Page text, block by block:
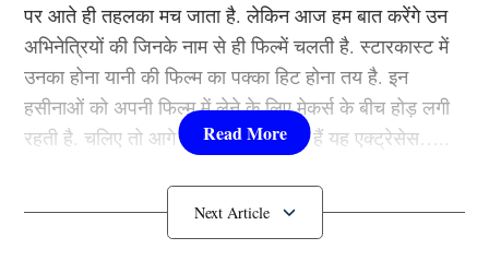
आपको बताते चलें कि ईडन गार्डन्स में पिछली 9 मैचों में चेन्नई सुपर
किंग्स ने कोलकाता नाइट राइडर्स के खिलाफ 5 मैचों में जीत
हासिल की है, जिसमें केकेआर ने हिस्से चार बार के चैंपियन
सीएसके के खिलाफ 4 बार जीत दर्ज की है। यह मैच इसी कारण से
भी टक्कर का होने वाला है क्योंकि रिंकू सिंह को नीतीश राणा की
जोड़ी ने इस सीजन में बहुत प्रभावित किया है।
पर आते ही तहलका मच जाता है. लेकिन आज हम बात करेंगे उन
अभिनेत्रियों की जिनके नाम से ही फिल्में चलती है. स्टारकास्ट में
उनका होना यानी की फिल्म का पक्का हिट होना तय है. इन
हसीनाओं को अपनी फिल्म में लेने के लिए मेकर्स के बीच होड़ लगी
रहती है. चलिए तो आगे जानते हैं कौन-कौन हैं यह एक्ट्रेसेस…..
कौन हैंBollywood की यह हसीनाएं?